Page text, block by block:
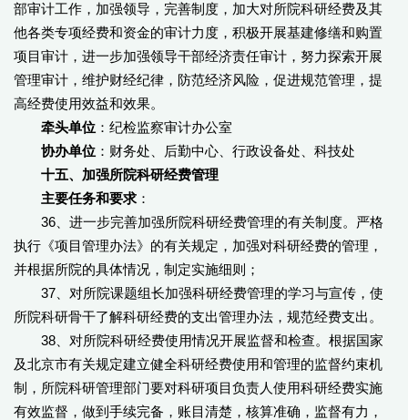
部审计工作，加强领导，完善制度，加大对所院科研经费及其
他各类专项经费和资金的审计力度，积极开展基建修缮和购置
项目审计，进一步加强领导干部经济责任审计，努力探索开展
管理审计，维护财经纪律，防范经济风险，促进规范管理，提
高经费使用效益和效果。
牵头单位 ：纪检监察审计办公室
协办单位 ：财务处、后勤中心、行政设备处、科技处
十五、加强所院科研经费管理
主要任务和要求 ：
36、进一步完善加强所院科研经费管理的有关制度。严格
执行《项目管理办法》的有关规定，加强对科研经费的管理，
并根据所院的具体情况，制定实施细则；
37、对所院课题组长加强科研经费管理的学习与宣传，使
所院科研骨干了解科研经费的支出管理办法，规范经费支出。
38、对所院科研经费使用情况开展监督和检查。根据国家
及北京市有关规定建立健全科研经费使用和管理的监督约束机
制，所院科研管理部门要对科研项目负责人使用科研经费实施
有效监督，做到手续完备，账目清楚，核算准确，监督有力，